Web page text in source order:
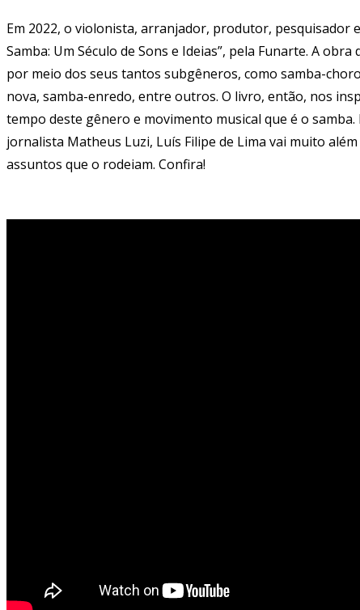
Em 2022, o violonista, arranjador, produtor, pesquisador
Samba: Um Século de Sons e Ideias”, pela Funarte. A
por meio dos seus tantos subgêneros, como samba-
nova, samba-enredo, entre outros. O livro, então, nos
tempo deste gênero e movimento musical que é o
jornalista Matheus Luzi, Luís Filipe de Lima vai muito
assuntos que o rodeiam. Confira!